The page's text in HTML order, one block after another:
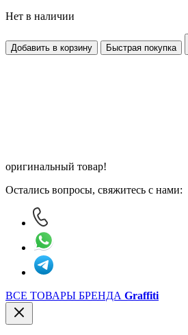
Нет в наличии
Добавить в корзину Быстрая покупка
оригинальный товар!
Остались вопросы, свяжитесь с нами:
ВСЕ ТОВАРЫ БРЕНДА Graffiti